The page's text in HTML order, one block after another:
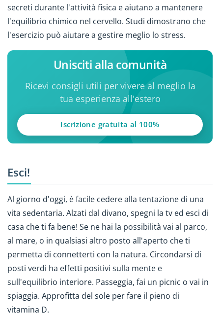
secreti durante l'attività fisica e aiutano a mantenere
l'equilibrio chimico nel cervello. Studi dimostrano che
l'esercizio può aiutare a gestire meglio lo stress.
Unisciti alla comunità
Ricevi consigli utili per vivere al meglio la
tua esperienza all'estero
Iscrizione gratuita al 100%
Esci!
Al giorno d'oggi, è facile cedere alla tentazione di una
vita sedentaria. Alzati dal divano, spegni la tv ed esci di
casa che ti fa bene! Se ne hai la possibilità vai al parco,
al mare, o in qualsiasi altro posto all'aperto che ti
permetta di connetterti con la natura. Circondarsi di
posti verdi ha effetti positivi sulla mente e
sull'equilibrio interiore. Passeggia, fai un picnic o vai in
spiaggia. Approfitta del sole per fare il pieno di
vitamina D.